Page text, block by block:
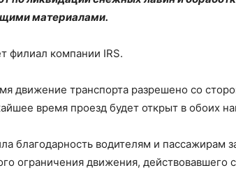
материалами.
филиал компании IRS.
движение транспорта разрешено со
время проезд будет открыт в обоих
благодарность водителям и пассажирам
ограничения движения, действовавшего